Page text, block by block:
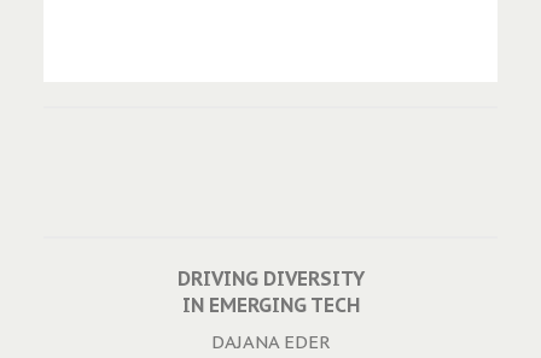
DRIVING DIVERSITY
IN EMERGING TECH
DAJANA EDER